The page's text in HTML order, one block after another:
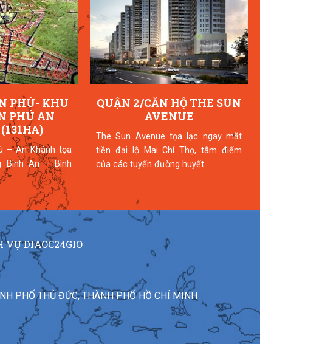
PHÚ- KHU
PHÚ AN
– An Khánh tọa
Bình An – Bình
QUẬN 2/CĂN HỘ THE SUN
AVENUE
The Sun Avenue tọa lạc ngay mặt
tiền đại lộ Mai Chí Thọ, tâm điểm
của các tuyến đường huyết...
VỤ DIAOC24GIO
PHỐ THỦ ĐỨC, THÀNH PHỐ HỒ CHÍ MINH